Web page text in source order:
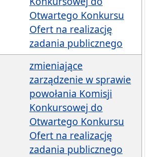
Otwartego Konkursu
Ofert na realizację
zadania publicznego
zmieniające
zarządzenie w sprawie
powołania Komisji
Konkursowej do
Otwartego Konkursu
Ofert na realizację
zadania publicznego